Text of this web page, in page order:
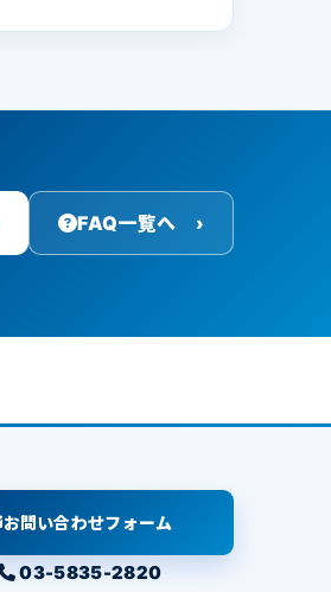
FAQ一覧へ ›
お問い合わせフォーム
03-5835-2820